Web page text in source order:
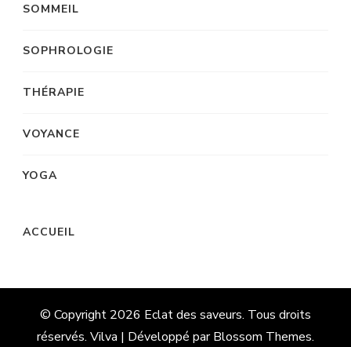
SOMMEIL
SOPHROLOGIE
THÉRAPIE
VOYANCE
YOGA
ACCUEIL
© Copyright 2026 Eclat des saveurs. Tous droits
réservés. Vilva | Développé parBlossom Themes.